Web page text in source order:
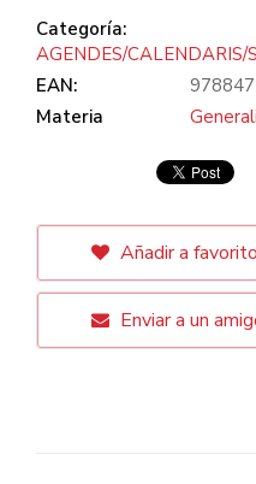
Categoría:
AGENDES/CALENDARIS/
EAN:
Materia
Añadir a
Enviar a un